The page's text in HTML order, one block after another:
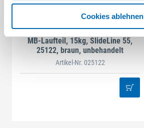
Cookies ablehnen
Hettich
MB-Laufteil, 15kg, SlideLine 55,
25122, braun, unbehandelt
Artikel-Nr. 025122